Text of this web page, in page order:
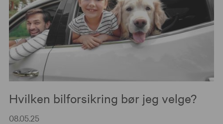
Hvilken bilforsikring bør jeg velge?
08.05.25